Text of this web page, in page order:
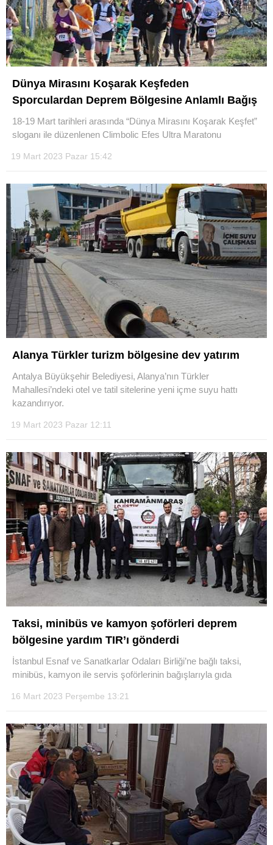
Dünya Mirasını Koşarak Keşfeden
Sporculardan Deprem Bölgesine Anlamlı Bağış
18-19 Mart tarihleri arasında “Dünya Mirasını Koşarak Keşfet”
sloganı ile düzenlenen Climbolic Efes Ultra Maratonu
19 Mart 2023 Pazar 15:42
Alanya Türkler turizm bölgesine dev yatırım
Antalya Büyükşehir Belediyesi, Alanya’nın Türkler
Mahallesi’ndeki otel ve tatil sitelerine yeni içme suyu hattı
kazandırıyor.
19 Mart 2023 Pazar 12:11
Taksi, minibüs ve kamyon şoförleri deprem
bölgesine yardım TIR’ı gönderdi
İstanbul Esnaf ve Sanatkarlar Odaları Birliği’ne bağlı taksi,
minibüs, kamyon ile servis şoförlerinin bağışlarıyla gıda
16 Mart 2023 Perşembe 13:21